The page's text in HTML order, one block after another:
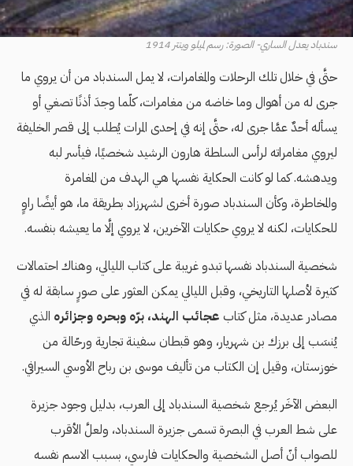
سندباد يعدل الساري- الصورة: رسم لميلو وينتر 1914
حتَّى في خلال تلك الرحلات والمغامرات، لا يمل السندباد من أن يروي ما
جرى له من أهوال وما خاضه من مغامرات، كلّما وجدَ أذنًا تصغي أو
يسأله أحدٌ عمَّا جرى له، حتَّى إنه في إحدى المرات يُطلب إلى قصر الخليفة
ليروي مغامراته لرأس السلطة هارون الرشيد شخصيًا، فيأسر لبه
ويدهشه. كما لو كانت الحكاية نفسها هي الهدف من المغامرة
والمخاطرة، وكأن السندباد صورة أخرى لشهرزاد بطريقة ما، هو أيضًا راوٍ
للحكايات، لكنه لا يروي حكايات الآخرين، لا يروي إلَّا ما يعيشه بنفسه.
شخصية السندباد نفسها تبدو غريبة على كتاب الليالي، وهناك احتمالات
كثيرة لأصلها التاريخي، وقبل الليالي يمكن العثور على صورٍ سابقة له في
مصادر عديدة، مثل كتاب عجائب الهند، برّه وبحره وجزائره الذي
يُنسَب إلى برزك بن شهريار، وهو قبطان سفينة تجارية ورحّالة من
خوزستان، وقيل إن الكتاب من تأليف موسى بن رباح الأوسي السيرافي.
البعض الآخَر يُرجع شخصية السندباد إلى العرب، بدليل وجود جزيرة
على شط العرب في البصرة تسمى جزيرة السندباد، ولعلَّ الأقرب
للصواب أنّ أصل الشخصية والحكايات فارسي، بسبب الاسم نفسه